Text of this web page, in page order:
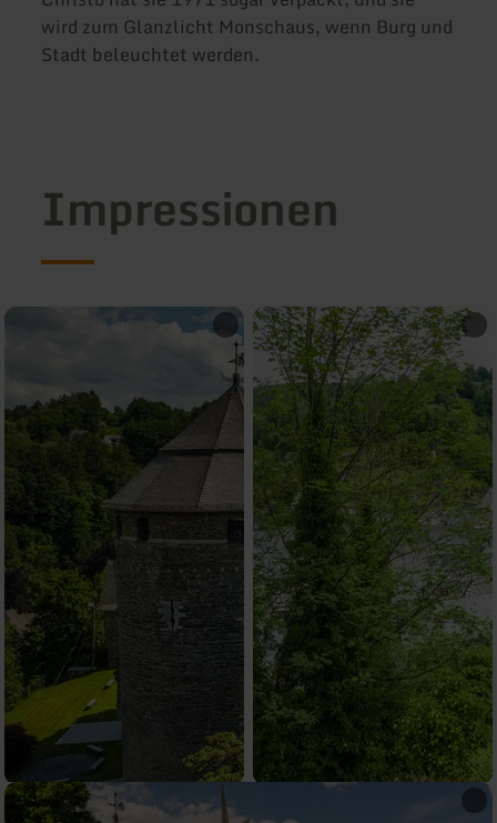
wird zum Glanzlicht Monschaus, wenn Burg und
Stadt beleuchtet werden.
Impressionen